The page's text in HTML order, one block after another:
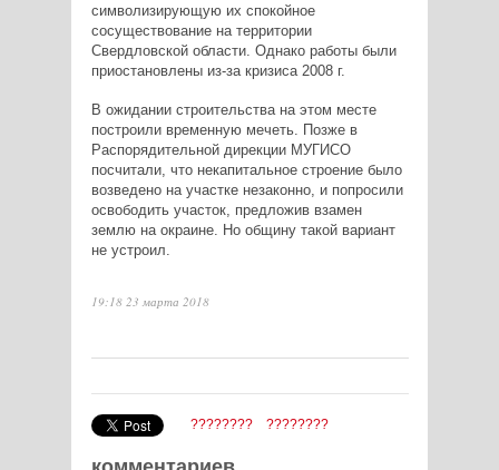
символизирующую их спокойное
сосуществование на территории
Свердловской области. Однако работы были
приостановлены из-за кризиса 2008 г.
В ожидании строительства на этом месте
построили временную мечеть. Позже в
Распорядительной дирекции МУГИСО
посчитали, что некапитальное строение было
возведено на участке незаконно, и попросили
освободить участок, предложив взамен
землю на окраине. Но общину такой вариант
не устроил.
19:18 23 марта 2018
???????? ????????